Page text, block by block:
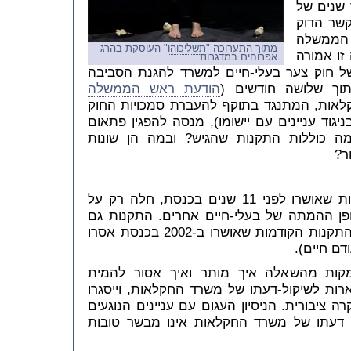
מתוך התערוכה "תשליכוהו" העוסקת בהרג
אפרוחים במדגרות
שנים של
הדוק
הממשלה
זו אמורה
חוק צער בעלי-חיים למשרד להגנת הסביבה
שלושה חודשים (הודעת ראש הממשלה
המתנגד בתוקף להעברת סמכויות החוק
עניינים עם יישומו), מנסה להפגין פתאום
כוללות התקנות שהגיש? ובמה הן שונות
טיוטת התקנות החדשה, בניגוד לתקנות שאושרו לפני 11 שנים בכנסת, חלה רק על
ההמתה של בעלי-חיים אחרים. התקנות גם
הרג אכזריות, שאפילו התקנות הקודמות שאושרו ב-2002 בכנסת אסרו
חיים).
מהשאלה איך מותר ואיך אסור להמית
לשיקול-דעתו של משרד החקלאות, וייסגרו
הניסיון העגום עם עניינים הנוגעים
דעתו של משרד החקלאות אינו מבשר טובות